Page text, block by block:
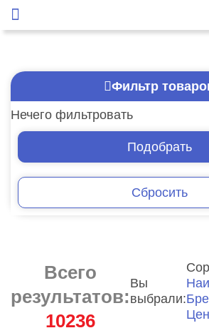
Фильтр
Нечего фильтровать
Подобрать
Сбросить
Всего
результатов:
10236
Вы
выбрали: